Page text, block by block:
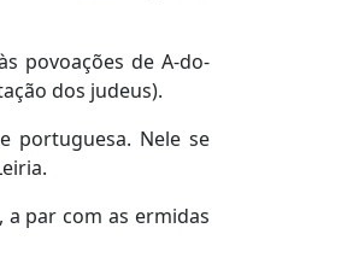
povoações de A-do-
dos judeus).
portuguesa. Nele se
a par com as ermidas